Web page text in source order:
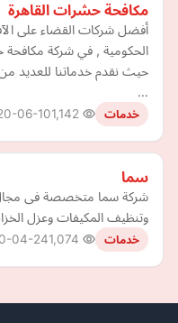
مكافحة حشرات القاهرة
أفضل شركات القضاء على
الحكومية , في شركة مكافحة
حيث نقدم خدماتنا للعديد
…
خدمات 06-10
سما
شركة سما متخصصة فى مجال
وتنظيف المكيفات وعزل
خدمات 04-24